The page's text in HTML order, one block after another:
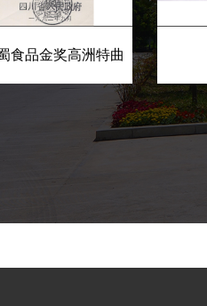
食品金奖高洲特曲